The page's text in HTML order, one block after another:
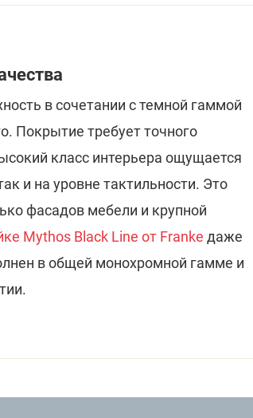
в сочетании с темной гаммой
Покрытие требует точного
класс интерьера ощущается
и на уровне тактильности. Это
фасадов мебели и крупной
Mythos Black Line от Franke даже
в общей монохромной гамме и